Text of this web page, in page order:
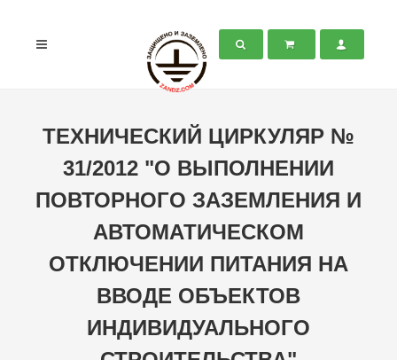
ТЕХНИЧЕСКИЙ ЦИРКУЛЯР №
31/2012 "О ВЫПОЛНЕНИИ
ПОВТОРНОГО ЗАЗЕМЛЕНИЯ И
АВТОМАТИЧЕСКОМ
ОТКЛЮЧЕНИИ ПИТАНИЯ НА
ВВОДЕ ОБЪЕКТОВ
ИНДИВИДУАЛЬНОГО